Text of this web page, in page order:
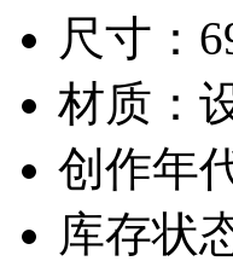
尺寸：
材质：
创作年
库存状